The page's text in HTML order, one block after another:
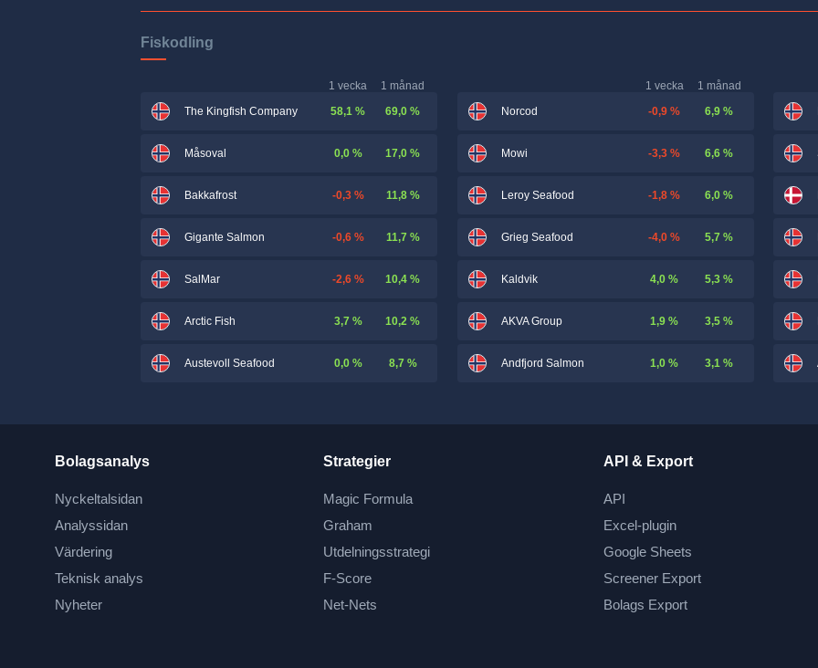
Fiskodling
1 vecka
1 månad
The Kingfish Company
58,1 % 69,0 %
Måsoval 0,0 % 17,0 %
Bakkafrost -0,3 % 11,8 %
Gigante Salmon -0,6 % 11,7 %
SalMar -2,6 % 10,4 %
Arctic Fish 3,7 % 10,2 %
Austevoll Seafood 0,0 % 8,7 %
1 vecka
1 månad
Norcod
-0,9 % 6,9 %
Mowi -3,3 % 6,6 %
Leroy Seafood -1,8 % 6,0 %
Grieg Seafood -4,0 % 5,7 %
Kaldvik 4,0 % 5,3 %
AKVA Group 1,9 % 3,5 %
Andfjord Salmon 1,0 % 3,1 %
Bolagsanalys
Nyckeltalsidan
Analyssidan
Värdering
Teknisk analys
Nyheter
Strategier
Magic Formula
Graham
Utdelningsstrategi
F-Score
Net-Nets
API & Export
API
Excel-plugin
Google Sheets
Screener Export
Bolags Export